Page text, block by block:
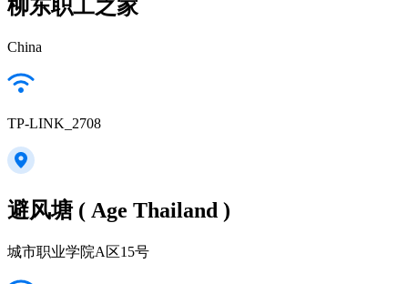
柳东职工之家
China
TP-LINK_2708
避风塘 ( Age Thailand )
城市职业学院A区15号